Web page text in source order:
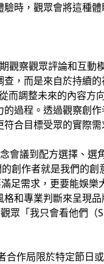
時，觀眾會將這種
觀察觀眾評論和互動
，而是來自於持續
而調整未來的內容方
過程。透過觀察創
合目標受眾的實際需
會議到配方選擇、選
創作者就是我們的創
足需求，更要能娛樂
和專業判斷來呈現
眾「我只會看他們（
合作局限於特定節日